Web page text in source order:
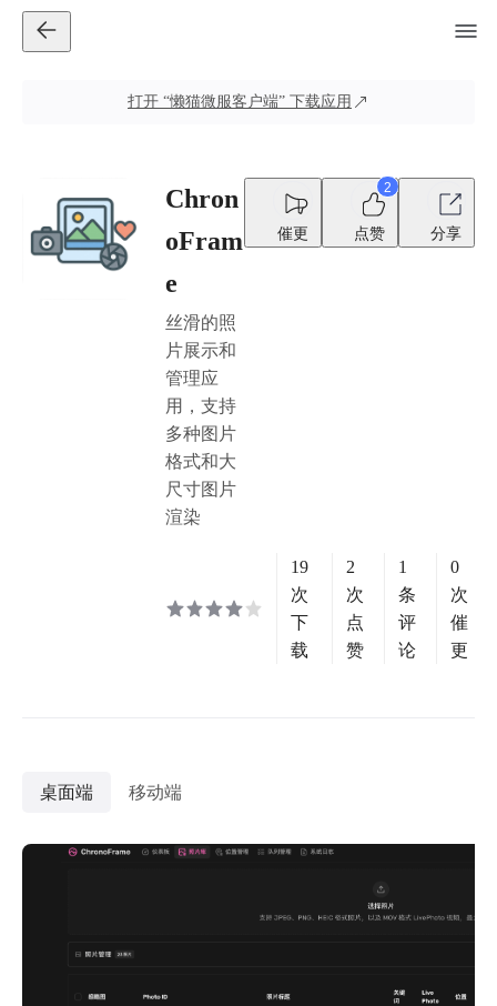
打开 “懒猫微服客户端” 下载应用
Chron
oFram
e
丝滑的照
片展示和
管理应
用，支持
多种图片
格式和大
尺寸图片
渲染
催更
2
点赞 分享
19
次
下
载
2
次
点
赞
1
条
评
论
0
次
催
更
桌面端 移动端